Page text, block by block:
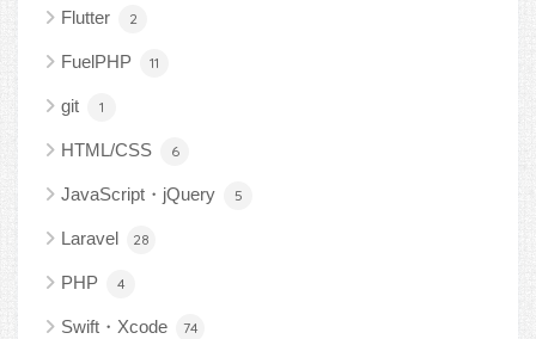
Flutter 2
FuelPHP 11
git 1
HTML/CSS 6
JavaScript・jQuery 5
Laravel 28
PHP 4
Swift・Xcode 74